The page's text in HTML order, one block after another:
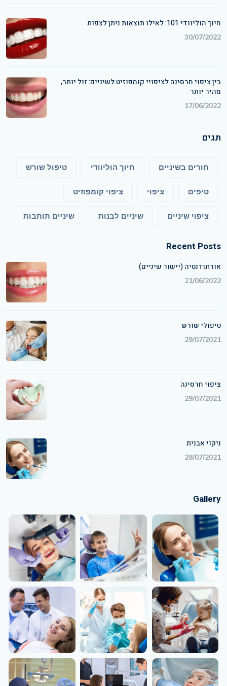
חיוך הוליוודי 101: לאילו תוצאות ניתן לצפות
30/07/2022
בין ציפוי חרסינה לציפויי קומפוזיט לשיניים: זול יותר,
מהיר יותר
17/06/2022
תגים
חורים בשיניים חיוך הוליוודי טיפול שורש
טיפים ציפוי ציפוי קומפוזיט
ציפוי שיניים שיניים לבנות שיניים תותבות
Recent Posts
אורתודנטיה (יישור שיניים)
21/06/2022
טיפולי שורש
29/07/2021
ציפוי חרסינה
29/07/2021
ניקוי אבנית
28/07/2021
Gallery